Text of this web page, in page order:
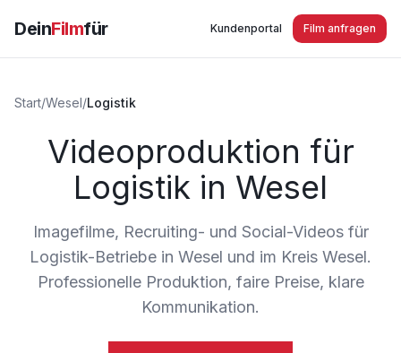
DeinFilmfür Kundenportal Film anfragen
Start/Wesel/Logistik
Videoproduktion für
Logistik in Wesel
Imagefilme, Recruiting- und Social-Videos für
Logistik-Betriebe in Wesel und im Kreis Wesel.
Professionelle Produktion, faire Preise, klare
Kommunikation.